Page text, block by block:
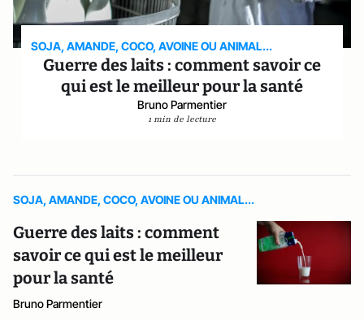
SOJA, AMANDE, COCO, AVOINE OU ANIMAL...
Guerre des laits : comment savoir ce
qui est le meilleur pour la santé
Bruno Parmentier
1 min de lecture
SOJA, AMANDE, COCO, AVOINE OU ANIMAL...
Guerre des laits : comment
savoir ce qui est le meilleur
pour la santé
Bruno Parmentier